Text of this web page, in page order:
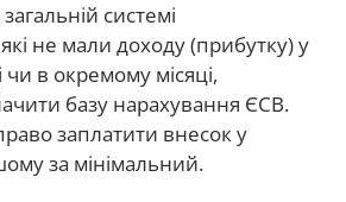
системі
не мали доходу (прибутку) у
чи в окремому місяці,
базу нарахування ЄСВ.
заплатити внесок у
за мінімальний.